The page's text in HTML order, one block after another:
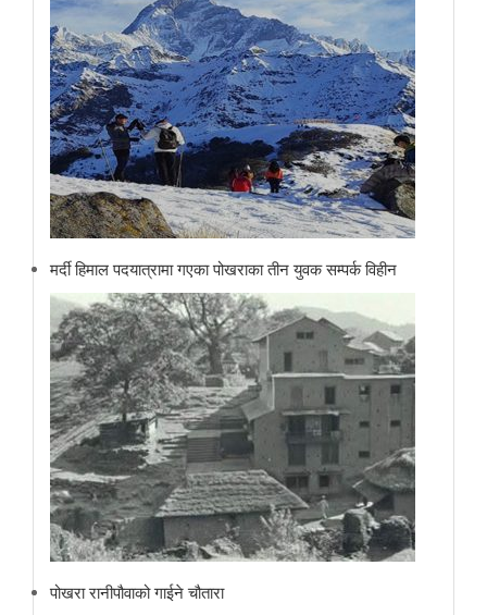
मर्दी हिमाल पदयात्रामा गएका पोखराका तीन युवक सम्पर्क विहीन
पोखरा रानीपौवाको गाईने चौतारा